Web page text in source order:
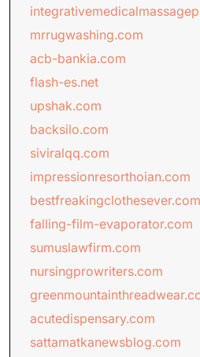
mrrugwashing.com
acb-bankia.com
flash-es.net
upshak.com
backsilo.com
siviralqq.com
impressionresorthoian.com
bestfreakingclothesever.com
falling-film-evaporator.com
sumuslawfirm.com
nursingprowriters.com
acutedispensary.com
sattamatkanewsblog.com